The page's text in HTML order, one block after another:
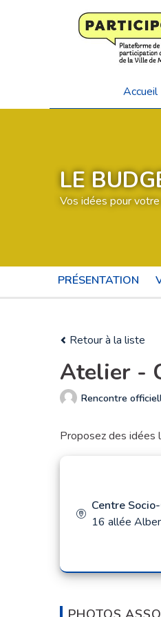
Accueil
LE
Vos idées pour
PRÉSENTATION
Retour à la liste
Atelier -
Rencontre
Proposez des idées
Centre
16 allée